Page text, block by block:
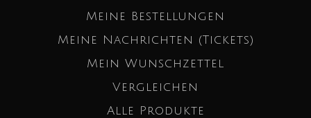
Meine Bestellungen
Meine Nachrichten (Tickets)
Mein Wunschzettel
Vergleichen
Alle Produkte